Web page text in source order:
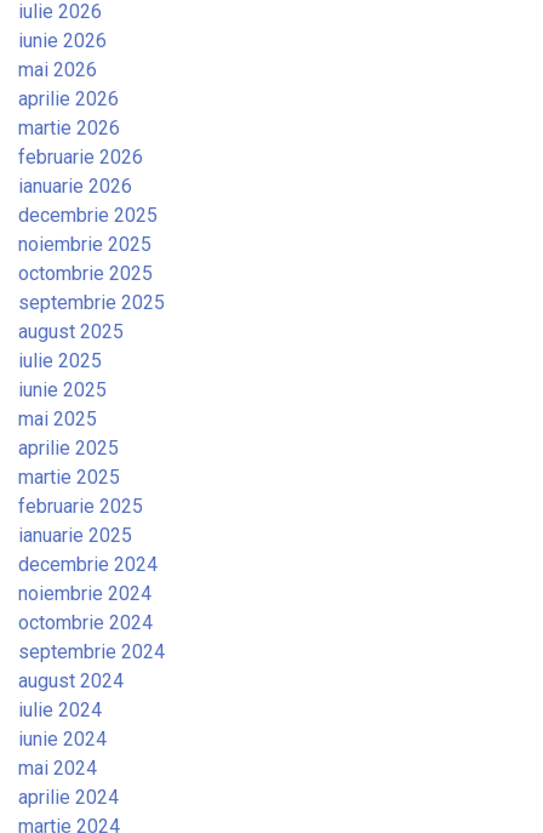
iulie 2026
iunie 2026
mai 2026
aprilie 2026
martie 2026
februarie 2026
ianuarie 2026
decembrie 2025
noiembrie 2025
octombrie 2025
septembrie 2025
august 2025
iulie 2025
iunie 2025
mai 2025
aprilie 2025
martie 2025
februarie 2025
ianuarie 2025
decembrie 2024
noiembrie 2024
octombrie 2024
septembrie 2024
august 2024
iulie 2024
iunie 2024
mai 2024
aprilie 2024
martie 2024